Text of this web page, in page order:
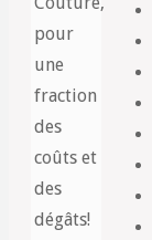
pour
une
fraction
des
coûts et
des
dégâts!